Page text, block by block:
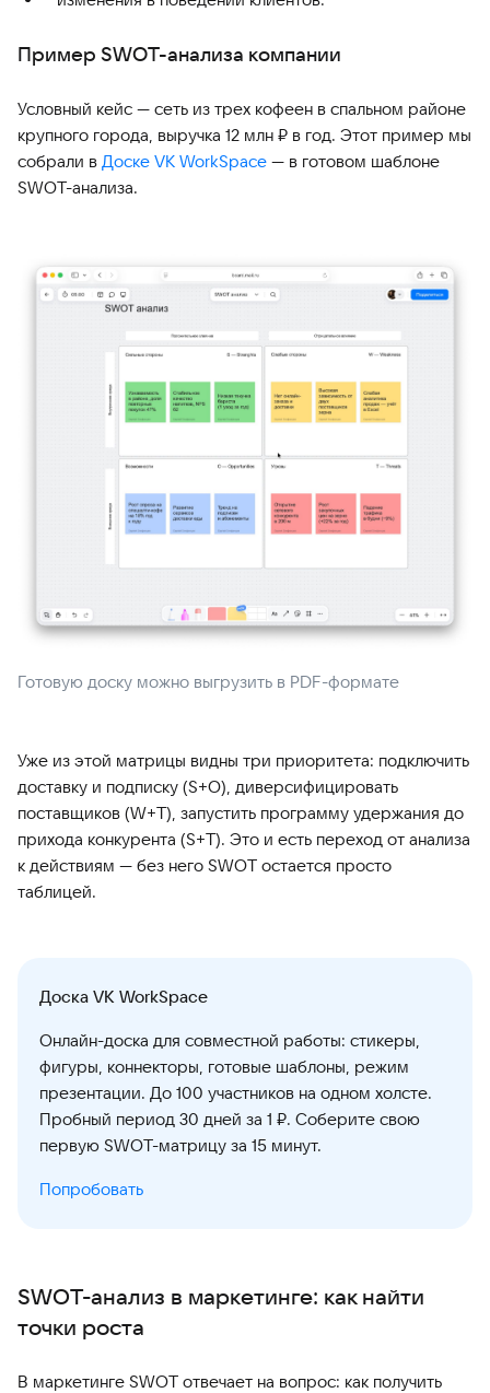
Пример SWOT-анализа компании
Условный кейс — сеть из трех кофеен в спальном районе
крупного города, выручка 12 млн ₽ в год. Этот пример мы
собрали в Доске VK WorkSpace — в готовом шаблоне
SWOT-анализа.
Готовую доску можно выгрузить в PDF-формате
Уже из этой матрицы видны три приоритета: подключить
доставку и подписку (S+O), диверсифицировать
поставщиков (W+T), запустить программу удержания до
прихода конкурента (S+T). Это и есть переход от анализа
к действиям — без него SWOT остается просто
таблицей.
Доска VK WorkSpace
Онлайн-доска для совместной работы: стикеры,
фигуры, коннекторы, готовые шаблоны, режим
презентации. До 100 участников на одном холсте.
Пробный период 30 дней за 1 ₽. Соберите свою
первую SWOT-матрицу за 15 минут.
Попробовать
SWOT-анализ в маркетинге: как найти
точки роста
В маркетинге SWOT отвечает на вопрос: как получить